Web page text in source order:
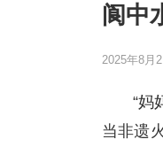
阆中
2025年8月
“妈
当非遗